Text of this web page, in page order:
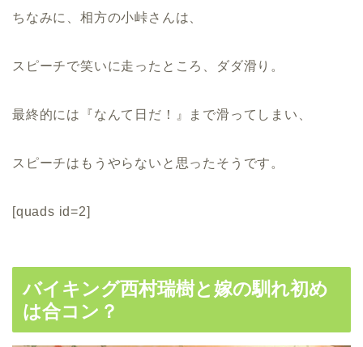
ちなみに、相方の小峠さんは、
スピーチで笑いに走ったところ、ダダ滑り。
最終的には『なんて日だ！』まで滑ってしまい、
スピーチはもうやらないと思ったそうです。
[quads id=2]
バイキング西村瑞樹と嫁の馴れ初め
は合コン？